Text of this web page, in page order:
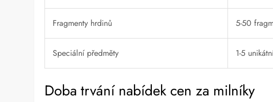
Fragmenty hrdinů 5-50
Speciální předměty 1-5
Doba trvání nabídek cen za milníky